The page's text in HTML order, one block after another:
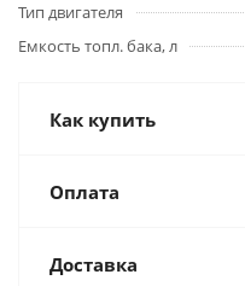
Тип двигателя
Емкость топл. бака, л
Как купить
Оплата
Доставка